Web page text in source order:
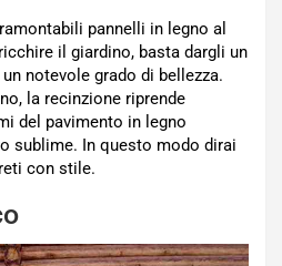
pannelli in legno al
il giardino, basta dargli un
notevole grado di bellezza.
la recinzione riprende
del pavimento in legno
sublime. In questo modo dirai
con stile.